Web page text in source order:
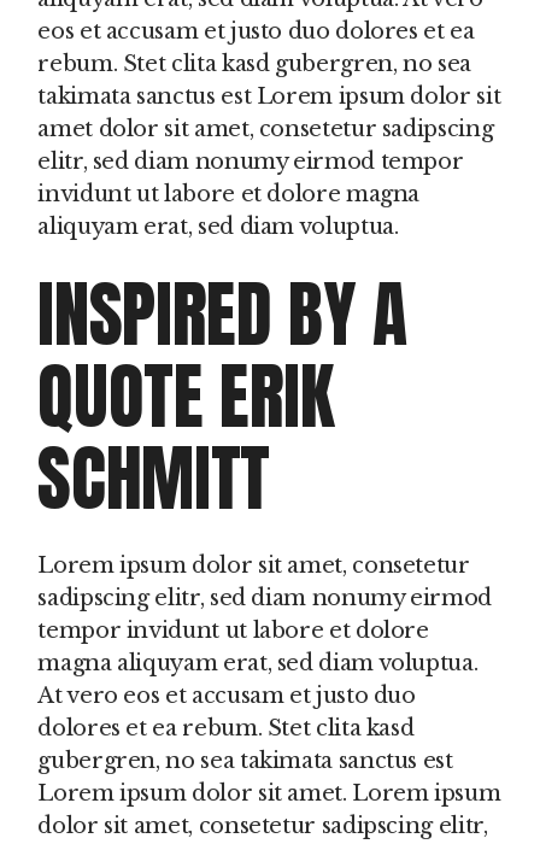
eos et accusam et justo duo dolores et ea
rebum. Stet clita kasd gubergren, no sea
takimata sanctus est Lorem ipsum dolor sit
amet dolor sit amet, consetetur sadipscing
elitr, sed diam nonumy eirmod tempor
invidunt ut labore et dolore magna
aliquyam erat, sed diam voluptua.
INSPIRED BY A
QUOTE ERIK
SCHMITT
Lorem ipsum dolor sit amet, consetetur
sadipscing elitr, sed diam nonumy eirmod
tempor invidunt ut labore et dolore
magna aliquyam erat, sed diam voluptua.
At vero eos et accusam et justo duo
dolores et ea rebum. Stet clita kasd
gubergren, no sea takimata sanctus est
Lorem ipsum dolor sit amet. Lorem ipsum
dolor sit amet, consetetur sadipscing elitr,